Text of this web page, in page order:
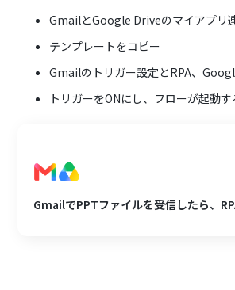
GmailとGoogle Driveのマイアプリ
テンプレートをコピー
Gmailのトリガー設定とRPA、
トリガーをONにし、フローが起動
GmailでPPTファイルを受信したら、